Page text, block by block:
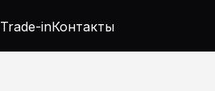
Trade-inКонтакты